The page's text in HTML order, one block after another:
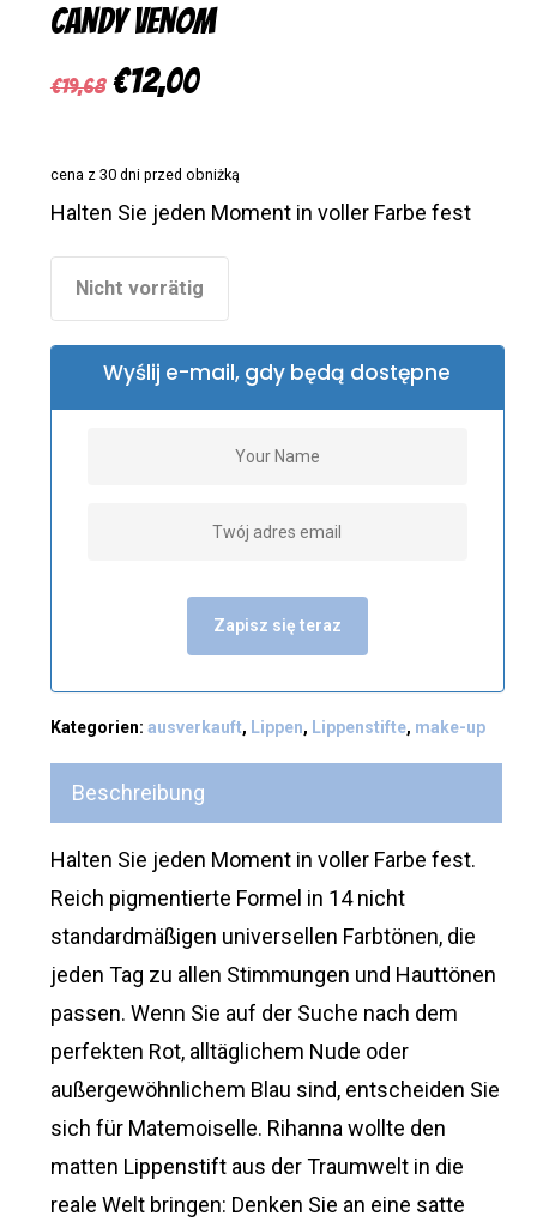
Candy Venom
€19,68 Ursprünglicher
€19,68
€12,00Aktueller
€12,00.
cena z 30 dni przed obniżką
Halten Sie jeden Moment in voller Farbe fest
Nicht vorrätig
Wyślij e-mail, gdy będą dostępne
Zapisz się teraz
Kategorien: ausverkauft, Lippen, Lippenstifte, make-up
Beschreibung
Halten Sie jeden Moment in voller Farbe fest.
Reich pigmentierte Formel in 14 nicht
standardmäßigen universellen Farbtönen, die
jeden Tag zu allen Stimmungen und Hauttönen
passen. Wenn Sie auf der Suche nach dem
perfekten Rot, alltäglichem Nude oder
außergewöhnlichem Blau sind, entscheiden Sie
sich für Matemoiselle. Rihanna wollte den
matten Lippenstift aus der Traumwelt in die
reale Welt bringen: Denken Sie an eine satte